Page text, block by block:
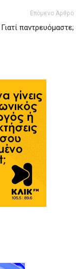
Επόμενο Άρθρο
Γιατί παντρευόμαστε;